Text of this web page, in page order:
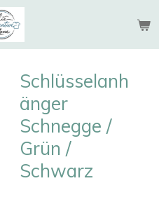
Schlüsselanh
änger
Schnegge /
Grün /
Schwarz